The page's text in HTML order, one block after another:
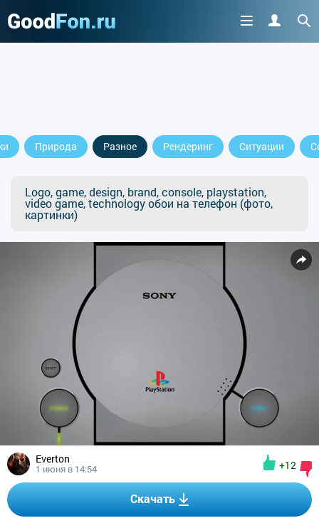
Природа Разное Рендеринг Ситуации
Logo, game, design, brand, console, playstation,
video game, technology обои на телефон (фото,
картинки)
Everton
1 июня в 14:54 +12
Скачать